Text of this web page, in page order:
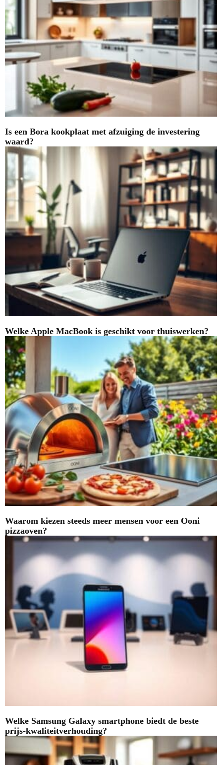
Is een Bora kookplaat met afzuiging de investering
waard?
Welke Apple MacBook is geschikt voor thuiswerken?
Waarom kiezen steeds meer mensen voor een Ooni
pizzaoven?
Welke Samsung Galaxy smartphone biedt de beste
prijs-kwaliteitverhouding?